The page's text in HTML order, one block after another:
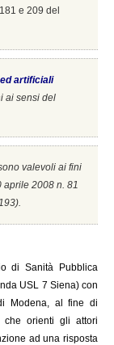
e 209 del
artificiali
ai sensi del
valevoli ai fini
aprile 2008 n. 81
di Sanità Pubblica
USL 7 Siena) con
Modena, al fine di
che orienti gli attori
ad una risposta